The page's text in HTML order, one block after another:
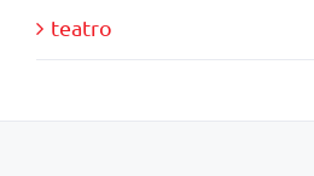
teatro